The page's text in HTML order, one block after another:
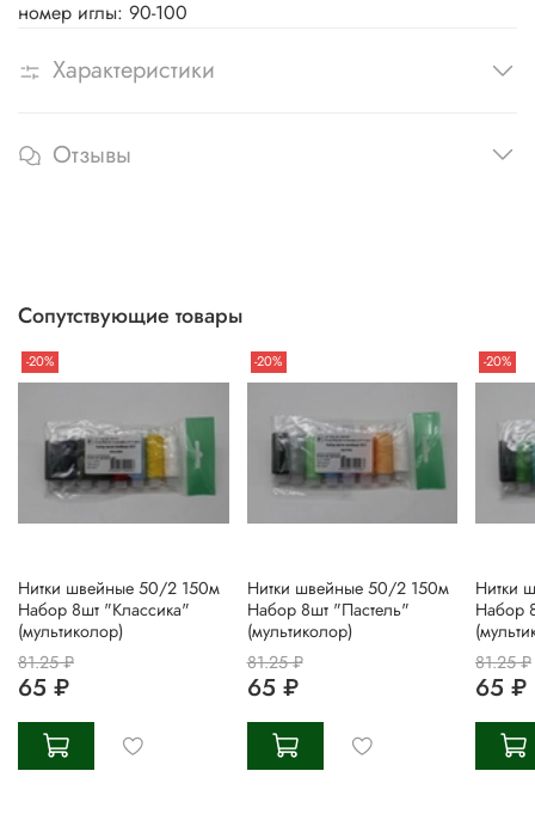
номер иглы: 90-100
Характеристики
Отзывы
Сопутствующие товары
-20%
Нитки швейные 50/2 150м
Набор 8шт "Классика"
(мультиколор)
81.25 ₽
65 ₽
-20%
Нитки швейные 50/2 150м
Набор 8шт "Пастель"
(мультиколор)
81.25 ₽
65 ₽
-20%
Нитки
Набор
81.25 ₽
65 ₽